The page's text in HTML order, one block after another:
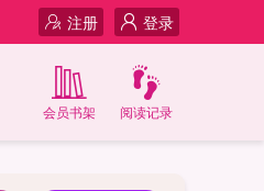
登录
注册
阅读记录
会员书架